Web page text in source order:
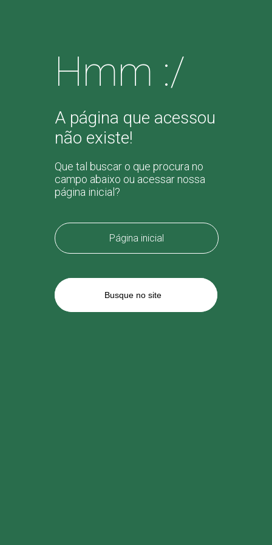
Hmm :/
A página que acessou
não existe!
Que tal buscar o que procura no
campo abaixo ou acessar nossa
página inicial?
Página inicial